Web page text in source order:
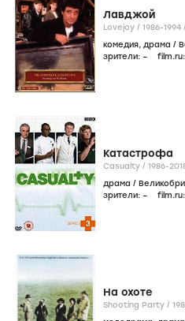
Лавджой
Lovejoy / 1986-1994 /
комедия, драма /
зрители: – film.ru:
Катастрофа
Casualty / 1986-
драма /
зрители: – film.ru:
На охоте
Shooting Party /